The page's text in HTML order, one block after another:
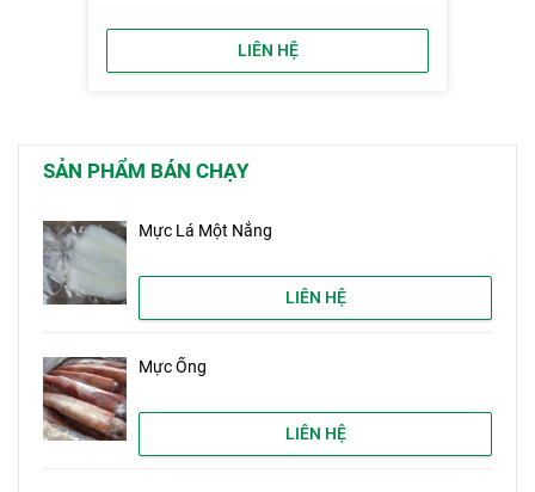
LIÊN HỆ
SẢN PHẨM BÁN CHẠY
Mực Lá Một Nắng
LIÊN HỆ
Mực Ống
LIÊN HỆ